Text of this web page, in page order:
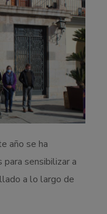
año se ha
sensibilizar a
a lo largo de